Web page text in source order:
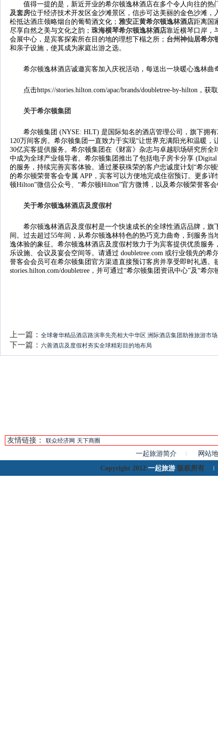
值得一提的是，新近开业的希尔顿逸林酒店在多个令人向往的
及套房位于经济技术开发区金沙滩景区，信步可达美丽的金色沙滩
松抵达酒庄领略烟台的葡萄酒文化； 雅安正黄希尔顿逸林酒店距离国
尽享自然之美与文化之韵； 珠海横琴希尔顿逸林酒店靠近横琴口岸，
会展中心，是宾客探索所在目的地的理想下榻之所； 台州神仙居希尔
和亲子设施，使其成为家庭出游之选。
希尔顿逸林酒店诚邀宾客加入庆祝活动，每送出一块暖心逸林曲
点击https://stories.hilton.com/apac/brands/doubletree-by-hilton，获
关于希尔顿集团
希尔顿集团 (NYSE: HLT) 是国际知名的酒店管理公司，旗下拥
120万间客房。希尔顿集团一直致力于实现“让世界充满阳光和温暖
30亿宾客提供服务。希尔顿集团在《财富》杂志与卓越职场研究所
中成为全球产业领导者。希尔顿集团推出了包括电子房卡分享
的服务，持续完善宾客体验。通过屡获殊荣的客户忠诚度计划“希尔
的希尔顿荣誉客会专属 APP，宾客可以方便地完成住宿预订。更多
顿Hilton”微信公众号、“希尔顿Hilton”官方微博，以及希尔顿荣誉客
关于希尔顿逸林酒店及度假村
希尔顿逸林酒店及度假村是一个快速成长的全球性酒店品牌，
间。过去超过55年间，从希尔顿逸林特色的热巧克力曲奇，到服务
逸体验的象征。希尔顿逸林酒店及度假村致力于为宾客提供优质服
乐设施、会议及宴会空间等。请通过 doubletree.com 或行业领先的
誉客会会员可在希尔顿集团官方渠道直接预订客房并享受即时礼遇
stories.hilton.com/doubletree，并可通过“希尔顿集团资讯中心”及“希
上一篇： 全球奢华精品酒店路演率先亮相大中华区 洲际酒店集团助推旅游市
下一篇： 六善酒店及度假村夯实全球精彩目的地布局
友情链接： 联众经济网 天下商圈
一起旅游简介 网站
Copyright 2012 一起旅游 版权所有